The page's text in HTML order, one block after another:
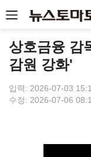
상호금융 감
감원 강화'
입력: 2026-07-03
수정: 2026-07-06